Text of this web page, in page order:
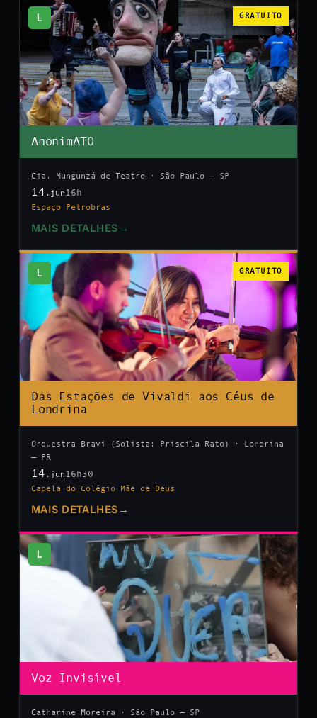
L GRATUITO
AnonimATO
Cia. Mungunzá de Teatro · São Paulo — SP
14 .jun 16h
Espaço Petrobras
MAIS DETALHES →
L GRATUITO
Das Estações de Vivaldi aos Céus de
Londrina
Orquestra Bravi (Solista: Priscila Rato) · Londrina
— PR
14 .jun 16h30
Capela do Colégio Mãe de Deus
MAIS DETALHES →
L
Voz Invisível
Catharine Moreira · São Paulo — SP